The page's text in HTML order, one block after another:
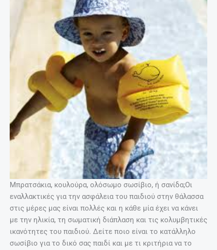
Μπρατσάκια, κουλούρα, ολόσωμο σωσίβιο, ή σανίδα;Οι
εναλλακτικές για την ασφάλεια του παιδιού στην θάλασσα
στις μέρες μας είναι πολλές και η κάθε μία έχει να κάνει
με την ηλικία, τη σωματική διάπλαση και τις κολυμβητικές
ικανότητες του παιδιού. Δείτε ποιο είναι το κατάλληλο
σωσίβιο για το δικό σας παιδί και με τι κριτήρια να το